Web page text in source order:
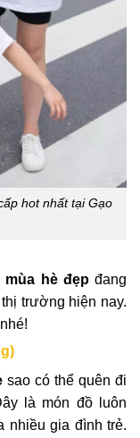
hot nhất tại Gạo
mùa hèđẹpđang
trường hiện nay.
sao có thể quên đi
là món đồ luôn
nhiều gia đình trẻ.